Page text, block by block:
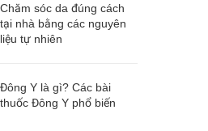
Chăm sóc da đúng cách
tại nhà bằng các nguyên
liệu tự nhiên
Đông Y là gì? Các bài
thuốc Đông Y phổ biến